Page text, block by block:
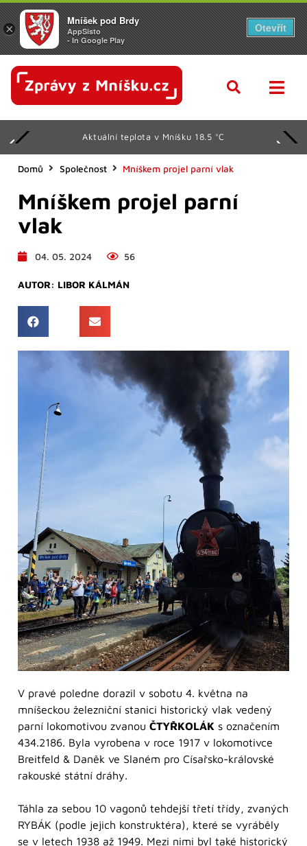
Aktuální teplota v Mníšku 18.5 °C
Domů Společnost Mníškem projel parní vlak
Mníškem projel parní
vlak
04. 05. 2024 56
AUTOR: LIBOR KÁLMÁN
V pravé poledne dorazil v sobotu 4. května na
mníšeckou železniční stanici historický vlak vedený
parní lokomotivou zvanou ČTYŘKOLÁK s označením
434.2186. Byla vyrobena v roce 1917 v lokomotivce
Breitfeld & Daněk ve Slaném pro Císařsko-královské
rakouské státní dráhy.
Táhla za sebou 10 vagonů tehdejší třetí třídy, zvaných
RYBÁK (podle jejich konstruktéra), které se vyráběly
se v letech 1938 až 1949. Mezi nimi byl také historický
×
Mníšek pod Brdy
AppSisto
- In Google Play
Otevřít